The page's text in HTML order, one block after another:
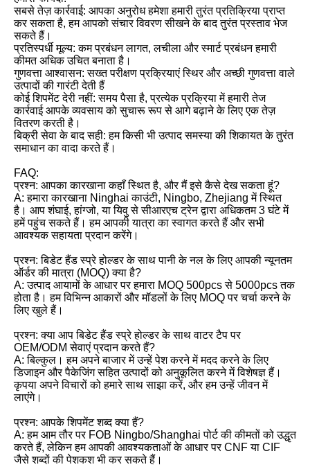
सबसे तेज़ कार्रवाई: आपका अनुरोध हमेशा हमारी तुरंत प्रतिक्रिया प्राप्त
कर सकता है, हम आपको संचार विवरण सीखने के बाद तुरंत प्रस्ताव भेज
सकते हैं।
प्रतिस्पर्धी मूल्य: कम प्रबंधन लागत, लचीला और स्मार्ट प्रबंधन हमारी
कीमत अधिक उचित बनाता है।
गुणवत्ता आश्वासन: सख्त परीक्षण प्रक्रियाएं स्थिर और अच्छी गुणवत्ता वाले
उत्पादों की गारंटी देती हैं
कोई शिपमेंट देरी नहीं: समय पैसा है, प्रत्येक प्रक्रिया में हमारी तेज
कार्रवाई आपके व्यवसाय को सुचारू रूप से आगे बढ़ाने के लिए एक तेज़
वितरण करती है।
बिक्री सेवा के बाद सही: हम किसी भी उत्पाद समस्या की शिकायत के तुरंत
समाधान का वादा करते हैं।
FAQ:
प्रश्न: आपका कारखाना कहाँ स्थित है, और मैं इसे कैसे देख सकता हूं?
A: हमारा कारखाना Ninghai काउंटी, Ningbo, Zhejiang में स्थित
है। आप शंघाई, हांग्जो, या यिवु से सीआरएच ट्रेन द्वारा अधिकतम 3 घंटे में
हमें पहुंच सकते हैं। हम आपकी यात्रा का स्वागत करते हैं और सभी
आवश्यक सहायता प्रदान करेंगे।
प्रश्न: बिडेट हैंड स्प्रे होल्डर के साथ पानी के नल के लिए आपकी न्यूनतम
ऑर्डर की मात्रा (MOQ) क्या है?
A: उत्पाद आयामों के आधार पर हमारा MOQ 500pcs से 5000pcs तक
होता है। हम विभिन्न आकारों और मॉडलों के लिए MOQ पर चर्चा करने के
लिए खुले हैं।
प्रश्न: क्या आप बिडेट हैंड स्प्रे होल्डर के साथ वाटर टैप पर
OEM/ODM सेवाएं प्रदान करते हैं?
A: बिल्कुल। हम अपने बाजार में उन्हें पेश करने में मदद करने के लिए
डिजाइन और पैकेजिंग सहित उत्पादों को अनुकूलित करने में विशेषज्ञ हैं।
कृपया अपने विचारों को हमारे साथ साझा करें, और हम उन्हें जीवन में
लाएंगे।
प्रश्न: आपके शिपमेंट शब्द क्या हैं?
A: हम आम तौर पर FOB Ningbo/Shanghai पोर्ट की कीमतों को उद्धृत
करते हैं, लेकिन हम आपकी आवश्यकताओं के आधार पर CNF या CIF
जैसे शब्दों की पेशकश भी कर सकते हैं।